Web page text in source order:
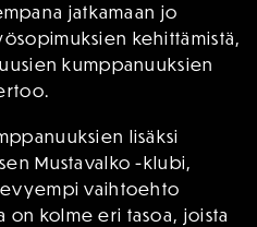
jatkamaan jo
kehittämistä,
kumppanuuksien
lisäksi
Mustavalko -klubi,
vaihtoehto
on kolme eri tasoa, joista